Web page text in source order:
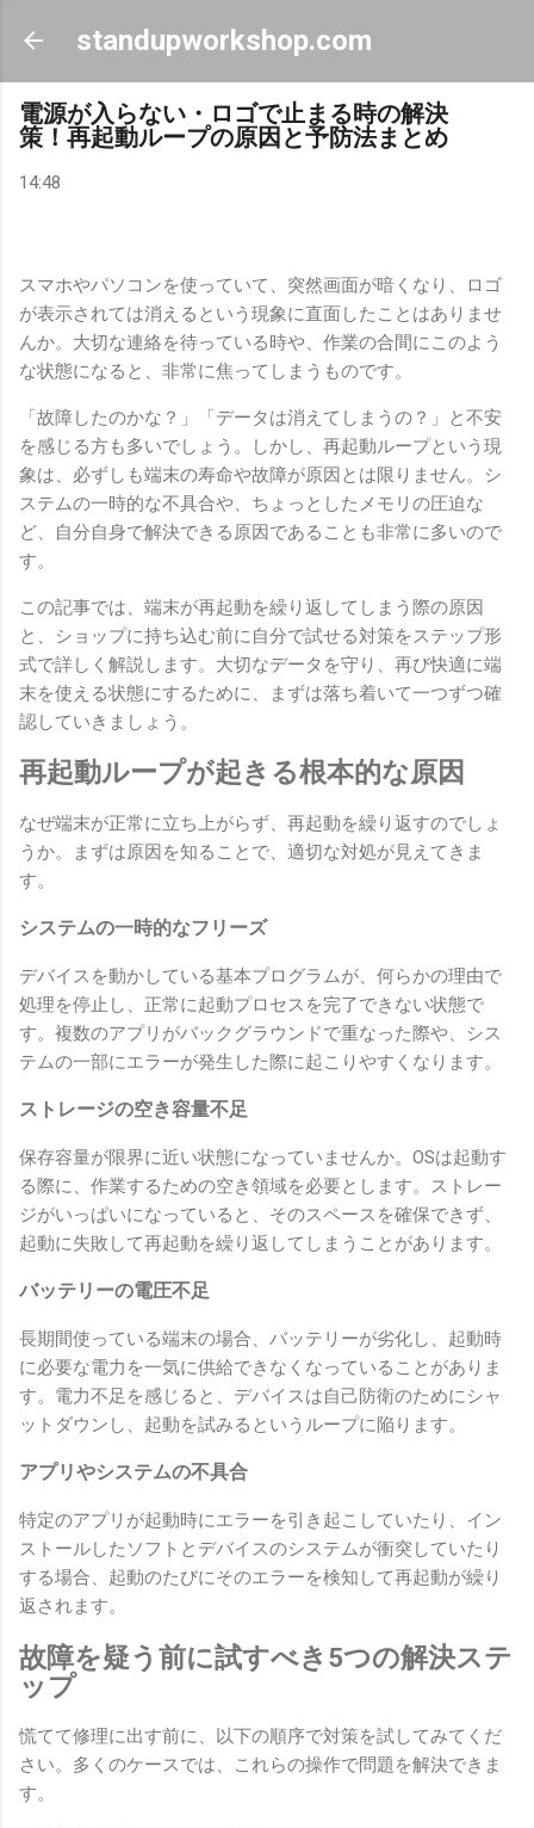
スキップしてメイン コンテンツに移動
standupworkshop.com
電源が入らない・ロゴで止まる時の解決
策！再起動ループの原因と予防法まとめ
14:48
スマホやパソコンを使っていて、突然画面が暗くなり、ロゴ
が表示されては消えるという現象に直面したことはありませ
んか。大切な連絡を待っている時や、作業の合間にこのよう
な状態になると、非常に焦ってしまうものです。
「故障したのかな？」「データは消えてしまうの？」と不安
を感じる方も多いでしょう。しかし、再起動ループという現
象は、必ずしも端末の寿命や故障が原因とは限りません。シ
ステムの一時的な不具合や、ちょっとしたメモリの圧迫な
ど、自分自身で解決できる原因であることも非常に多いので
す。
この記事では、端末が再起動を繰り返してしまう際の原因
と、ショップに持ち込む前に自分で試せる対策をステップ形
式で詳しく解説します。大切なデータを守り、再び快適に端
末を使える状態にするために、まずは落ち着いて一つずつ確
認していきましょう。
再起動ループが起きる根本的な原因
なぜ端末が正常に立ち上がらず、再起動を繰り返すのでしょ
うか。まずは原因を知ることで、適切な対処が見えてきま
す。
システムの一時的なフリーズ
デバイスを動かしている基本プログラムが、何らかの理由で
処理を停止し、正常に起動プロセスを完了できない状態で
す。複数のアプリがバックグラウンドで重なった際や、シス
テムの一部にエラーが発生した際に起こりやすくなります。
ストレージの空き容量不足
保存容量が限界に近い状態になっていませんか。OSは起動す
る際に、作業するための空き領域を必要とします。ストレー
ジがいっぱいになっていると、そのスペースを確保できず、
起動に失敗して再起動を繰り返してしまうことがあります。
バッテリーの電圧不足
長期間使っている端末の場合、バッテリーが劣化し、起動時
に必要な電力を一気に供給できなくなっていることがありま
す。電力不足を感じると、デバイスは自己防衛のためにシャ
ットダウンし、起動を試みるというループに陥ります。
アプリやシステムの不具合
特定のアプリが起動時にエラーを引き起こしていたり、イン
ストールしたソフトとデバイスのシステムが衝突していたり
する場合、起動のたびにそのエラーを検知して再起動が繰り
返されます。
故障を疑う前に試すべき5つの解決ステ
ップ
慌てて修理に出す前に、以下の順序で対策を試してみてくだ
さい。多くのケースでは、これらの操作で問題を解決できま
す。